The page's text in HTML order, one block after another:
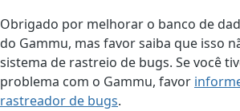
Obrigado por melhorar o banco de
do Gammu, mas favor saiba que isso
sistema de rastreio de bugs. Se você
problema com o Gammu, favor
rastreador de bugs.